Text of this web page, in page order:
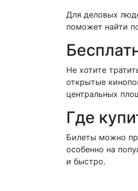
Для деловых
поможет найти
Не хотите
открытые
центральных
Где
Билеты можно
особенно на
и быстро.